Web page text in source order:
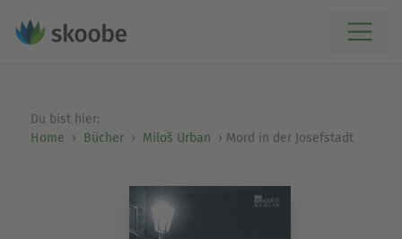
Du bist hier:
Home
Bücher Miloš Urban Mord in der Josefstadt